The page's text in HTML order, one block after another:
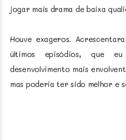
jogar mais drama de baixa
Houve exageros.
últimos episódios, que
desenvolvimento mais
mas poderia ter sido melhor e